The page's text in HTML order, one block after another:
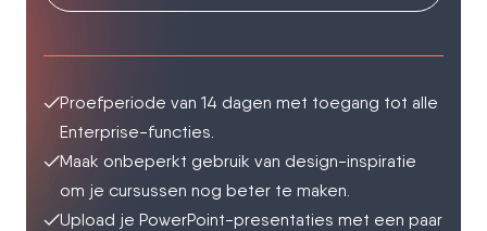
Proefperiode van 14 dagen met toegang tot alle
Enterprise-functies.
Maak onbeperkt gebruik van design-inspiratie
om je cursussen nog beter te maken.
Upload je PowerPoint-presentaties met een paar